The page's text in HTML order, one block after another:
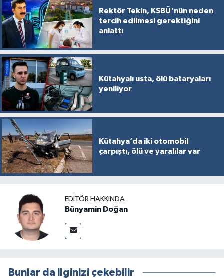
Rektör Tekin, KSBÜ'nün neden
tercih edilmesi gerektiğini
anlattı
Kütahyalı usta, ölü bataryaları
yeniliyor
Kütahya’da iki otomobil
çarpıştı, ölü ve yaralılar var
EDITÖR HAKKINDA
Bünyamin Doğan
Bunlar da ilginizi çekebilir